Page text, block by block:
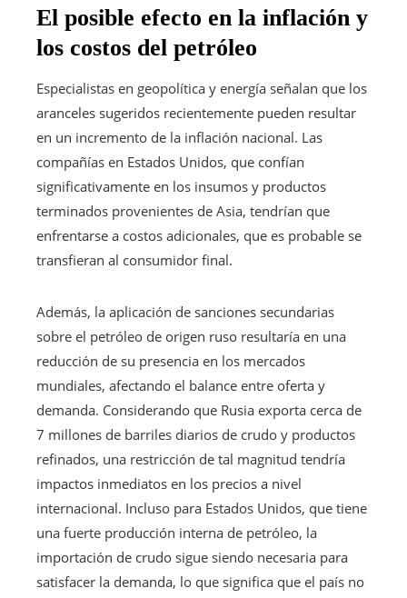
El posible efecto en la inflación y
los costos del petróleo
Especialistas en geopolítica y energía señalan que los
aranceles sugeridos recientemente pueden resultar
en un incremento de la inflación nacional. Las
compañías en Estados Unidos, que confían
significativamente en los insumos y productos
terminados provenientes de Asia, tendrían que
enfrentarse a costos adicionales, que es probable se
transfieran al consumidor final.
Además, la aplicación de sanciones secundarias
sobre el petróleo de origen ruso resultaría en una
reducción de su presencia en los mercados
mundiales, afectando el balance entre oferta y
demanda. Considerando que Rusia exporta cerca de
7 millones de barriles diarios de crudo y productos
refinados, una restricción de tal magnitud tendría
impactos inmediatos en los precios a nivel
internacional. Incluso para Estados Unidos, que tiene
una fuerte producción interna de petróleo, la
importación de crudo sigue siendo necesaria para
satisfacer la demanda, lo que significa que el país no